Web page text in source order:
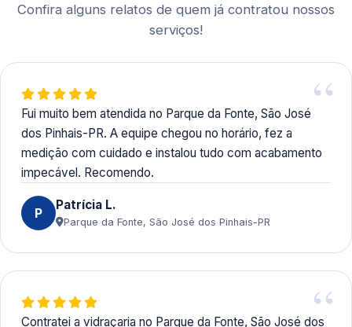
Confira alguns relatos de quem já contratou nossos
serviços!
Fui muito bem atendida no Parque da Fonte, São José
dos Pinhais-PR. A equipe chegou no horário, fez a
medição com cuidado e instalou tudo com acabamento
impecável. Recomendo.
P Patrícia L.
Parque da Fonte, São José dos Pinhais-PR
Contratei a vidraçaria no Parque da Fonte, São José dos